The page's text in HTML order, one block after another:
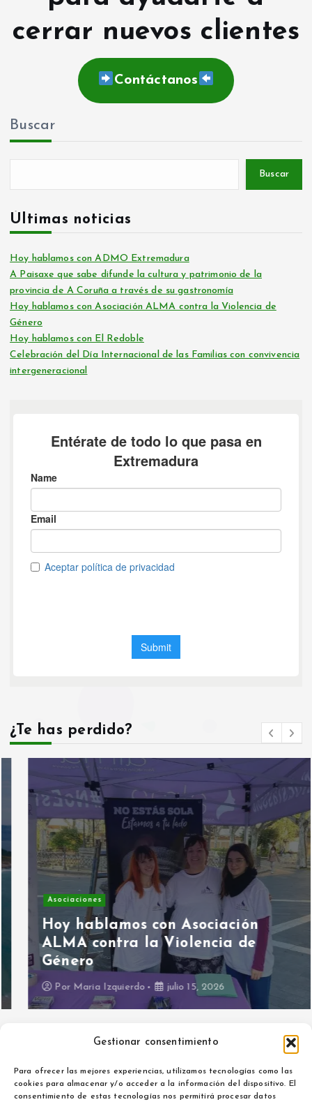
Gestionar consentimiento
Para ofrecer las mejores experiencias, utilizamos tecnologías como las
cookies para almacenar y/o acceder a la información del dispositivo. El
consentimiento de estas tecnologías nos permitirá procesar datos
cerrar nuevos clientes
Contáctanos
Buscar
Buscar
Últimas noticias
Hoy hablamos con ADMO Extremadura
A Paisaxe que sabe difunde la cultura y patrimonio de la
provincia de A Coruña a través de su gastronomía
Hoy hablamos con Asociación ALMA contra la Violencia de
Género
Hoy hablamos con El Redoble
Celebración del Día Internacional de las Familias con convivencia
intergeneracional
¿Te has perdido?
Asociaciones
Hoy hablamos con Asociación
ALMA contra la Violencia de
Género
Por Maria Izquierdo julio 15, 2026